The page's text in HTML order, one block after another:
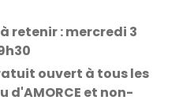
retenir : mercredi 3
ouvert à tous les
d'AMORCE et non-